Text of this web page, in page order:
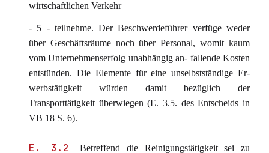
wirtschaftlichen Verkehr
- 5 - teilnehme. Der Beschwerdeführer verfüge weder
über Geschäftsräume noch über Personal, womit kaum
vom Unternehmenserfolg unabhängig an- fallende Kosten
entstünden. Die Elemente für eine unselbstständige Er-
werbstätigkeit würden damit bezüglich der
Transporttätigkeit überwiegen (E. 3.5. des Entscheids in
VB 18 S. 6).
E. 3.2
Betreffend die Reinigungstätigkeit sei zu